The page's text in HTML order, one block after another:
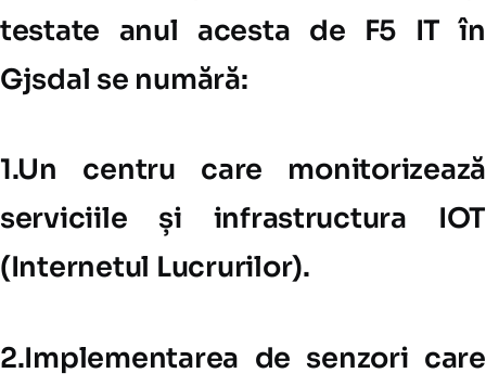
testate anul acesta de F5 IT în
Gjsdal se numără:
1.Un centru care monitorizează
serviciile și infrastructura IOT
(Internetul Lucrurilor).
2.Implementarea de senzori care